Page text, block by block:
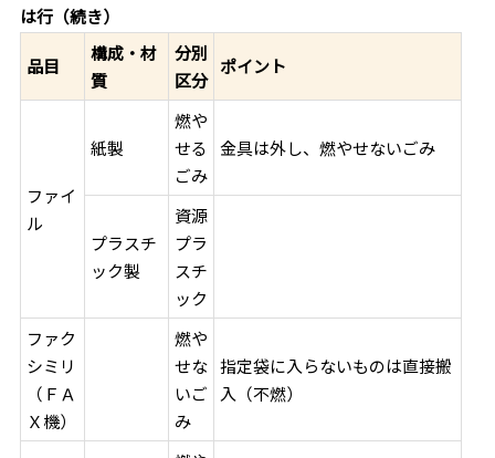
は行（続き）
品目
構成・材
質
分別
区分
ポイント
ファイ
ル
紙製
燃や
せる
ごみ
金具は外し、燃やせないごみ
プラスチ
ック製
資源
プラ
スチ
ック
ファク
シミリ
（ＦＡ
Ｘ機）
燃や
せな
いご
み
指定袋に入らないものは直接搬
入（不燃）